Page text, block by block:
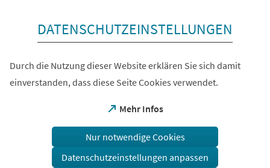
DATENSCHUTZEINSTELLUNGEN
Durch die Nutzung dieser Website erklären Sie sich damit
einverstanden, dass diese Seite Cookies verwendet.
Mehr Infos
(Öffnet
einem
Tab)
Nur notwendige Cookies
Datenschutzeinstellungen anpassen